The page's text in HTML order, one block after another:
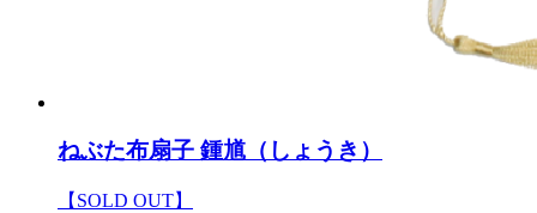
ねぶた布扇子 鍾馗（しょうき）
【SOLD OUT】